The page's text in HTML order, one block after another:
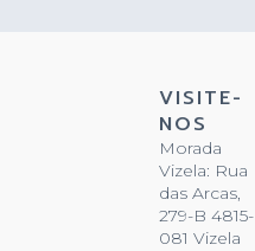
VISITE-
NOS
Morada
Vizela: Rua
das Arcas,
279-B 4815-
081 Vizela